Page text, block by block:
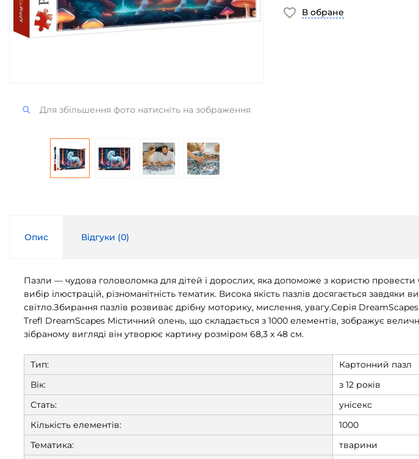
Для збільшення фото натисніть на зображення
В обране
Опис Відгуки (0)
Пазли — чудова головоломка для дітей і дорослих, яка допоможе з користю провести
вибір ілюстрацій, різноманітність тематик. Висока якість пазлів досягається
світло.Збирання пазлів розвиває дрібну моторику, мислення, увагу.Серія
Trefl DreamScapes Містичний олень, що складається з 1000 елементів, зображує
зібраному вигляді він утворює картину розміром 68,3 x 48 см.
Тип:
Картонний пазл
Вік:
з 12 років
Стать:
унісекс
Кількість елементів:
1000
Тематика:
тварини